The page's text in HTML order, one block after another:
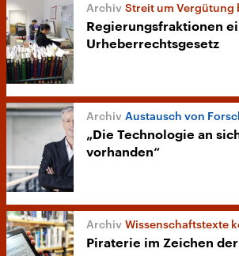
Streit um Vergütung
Regierungsfraktionen
Urheberrechtsgesetz
Austausch von
„Die Technologie an
vorhanden“
Wissenschaftstexte
Piraterie im Zeichen